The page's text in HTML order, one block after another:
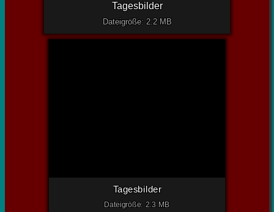
Tagesbilder
Dateigröße: 2.2 MB
Tagesbilder
Dateigröße: 2.3 MB